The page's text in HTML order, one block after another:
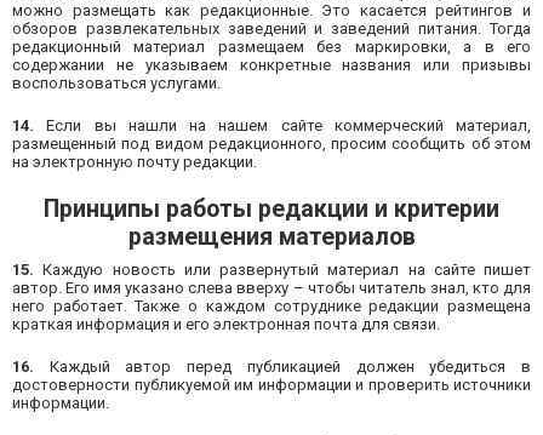
можно размещать как редакционные. Это касается рейтингов и
обзоров развлекательных заведений и заведений питания. Тогда
редакционный материал размещаем без маркировки, а в его
содержании не указываем конкретные названия или призывы
воспользоваться услугами.
14. Если вы нашли на нашем сайте коммерческий материал,
размещенный под видом редакционного, просим сообщить об этом
на электронную почту редакции.
Принципы работы редакции и критерии
размещения материалов
15. Каждую новость или развернутый материал на сайте пишет
автор. Его имя указано слева вверху – чтобы читатель знал, кто для
него работает. Также о каждом сотруднике редакции размещена
краткая информация и его электронная почта для связи.
16. Каждый автор перед публикацией должен убедиться в
достоверности публикуемой им информации и проверить источники
информации.